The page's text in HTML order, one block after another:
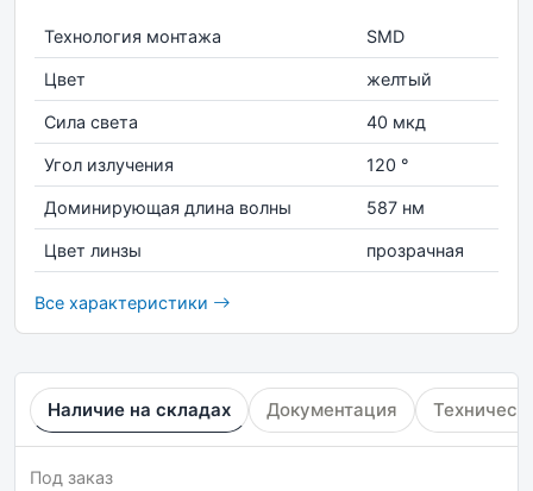
Технология монтажа SMD
Цвет желтый
Сила света 40 мкд
Угол излучения 120 °
Доминирующая длина волны 587 нм
Цвет линзы прозрачная
Все характеристики
Наличие на складах Документация
Под заказ